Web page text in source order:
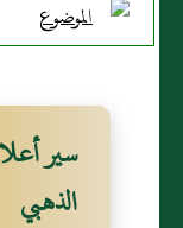
سير
الذهبي